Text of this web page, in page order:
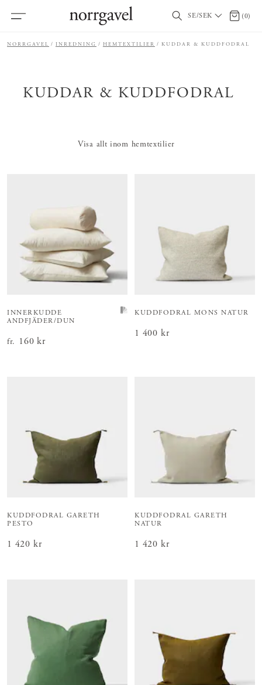
SE/SEK 0 (0)
NORRGAVEL INREDNING HEMTEXTILIER KUDDAR & KUDDFODRAL
KUDDAR & KUDDFODRAL
Visa allt inom hemtextilier
INNERKUDDE
ANDFJÄDER/DUN
fr. Pris :160 kr
160 kr
KUDDFODRAL MONS NATUR
Pris:1 400 kr
1 400 kr
KUDDFODRAL GARETH
PESTO
Pris:1 420 kr
1 420 kr
KUDDFODRAL GARETH
NATUR
Pris:1 420 kr
1 420 kr